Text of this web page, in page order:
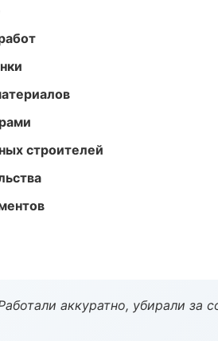
строителей
аккуратно, убирали за